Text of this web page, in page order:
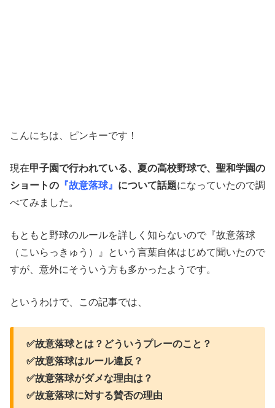
こんにちは、ピンキーです！
現在甲子園で行われている、夏の高校野球で、聖和学園の
ショートの 『故意落球』 について話題になっていたので調
べてみました。
もともと野球のルールを詳しく知らないので『故意落球
（こいらっきゅう）』という言葉自体はじめて聞いたので
すが、意外にそういう方も多かったようです。
というわけで、この記事では、
✅故意落球とは？どういうプレーのこと？
✅故意落球はルール違反？
✅故意落球がダメな理由は？
✅故意落球に対する賛否の理由